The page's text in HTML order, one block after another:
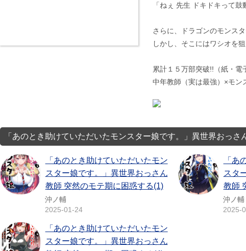
「ねぇ 先生 ドキドキって
さらに、ドラゴンのモンス
しかし、そこにはワシオを
累計１５万部突破!!（紙・電
中年教師（実は最強）×モン
「あのとき助けていただいたモンスター娘です。」異世界おっ
「あのとき助けていただいたモン
スター娘です。」異世界おっさん
教師 突然のモテ期に困惑する(1)
沖ノ輔
2025-01-24
「あ
スタ
教師
沖ノ輔
2025-
「あのとき助けていただいたモン
スター娘です。」異世界おっさん